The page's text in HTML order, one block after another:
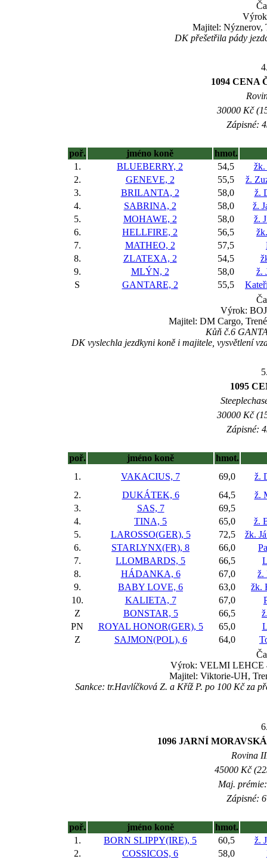
Majitel: Nýznerov,
DK přešetřila pády
1094 CENA
30000 Kč
Zápisné:
poř. jméno koně
hmot.
1.
BLUEBERRY, 2 54,5
žk.
2.
GENEVE, 2 55,5
ž.
3.
BRILANTA, 2 58,0
ž.
4.
SABRINA, 2 58,0
ž.
5.
MOHAWE, 2 58,0
ž.
6.
HELLFIRE, 2 56,5
7.
MATHEO, 2 57,5
8.
ZLATEXA, 2 54,5
9.
MLÝN, 2 58,0
ž.
S
GANTARE, 2 55,5
Výrok:
Majitel: DM Cargo,
Kůň č.6
DK vyslechla jezdkyni koně i majitele, vysvětlení
1095
30000 Kč
Zápisné:
poř. jméno koně
hmot.
1.
VAKACIUS, 7 69,0
ž.
2.
DUKÁTEK, 6 64,5
ž.
3.
SAS, 7
69,5
4.
TINA, 5 65,0
ž.
5.
LAROSSO(GER), 5 72,5
žk.
6.
STARLYNX(FR), 8 66,0
7.
LLOMBARDS, 5 66,5
8.
HÁDANKA, 6 67,0
ž.
9.
BABY LOVE, 6 63,0
žk.
10.
KALIETA, 7 67,0
Z
BONSTAR, 5 66,5
PN
ROYAL HONOR(GER), 5 65,0
Z
SAJMON(POL), 6 64,0
Výrok: VELMI LEHCE
Majitel: Viktorie-UH,
Sankce: tr.Havlíčková Z. a Kříž P. po 100 Kč za
1096 JARNÍ
Rovina
45000 Kč
Maj.
Zápisné:
poř. jméno koně
hmot.
1.
BORN SLIPPY(IRE), 5 60,5
ž.
2.
COSSICOS, 6 58,0